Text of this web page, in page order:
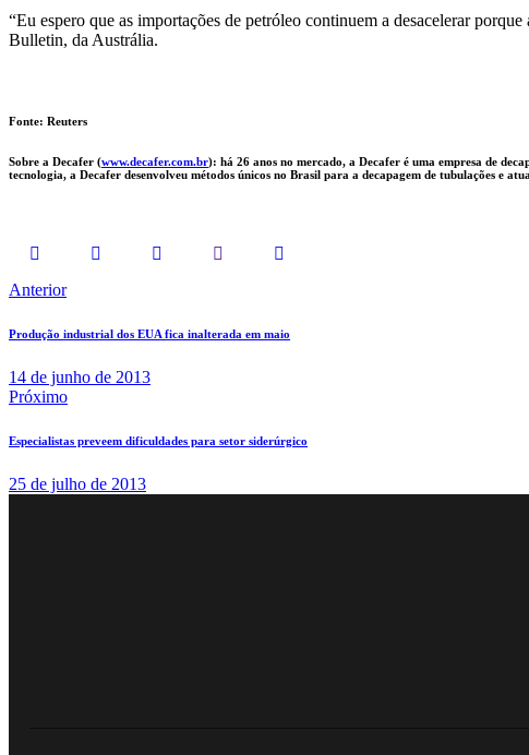
“Eu espero que as importações de petróleo continuem a desacelerar
Bulletin, da Austrália.
Fonte: Reuters
Sobre a Decafer (www.decafer.com.br): há 26 anos no mercado, a Decafer é uma empresa de
tecnologia, a Decafer desenvolveu métodos únicos no Brasil para a decapagem de tubulações e
Anterior
Produção industrial dos EUA fica inalterada em maio
14 de junho de 2013
Próximo
Especialistas preveem dificuldades para setor siderúrgico
25 de julho de 2013